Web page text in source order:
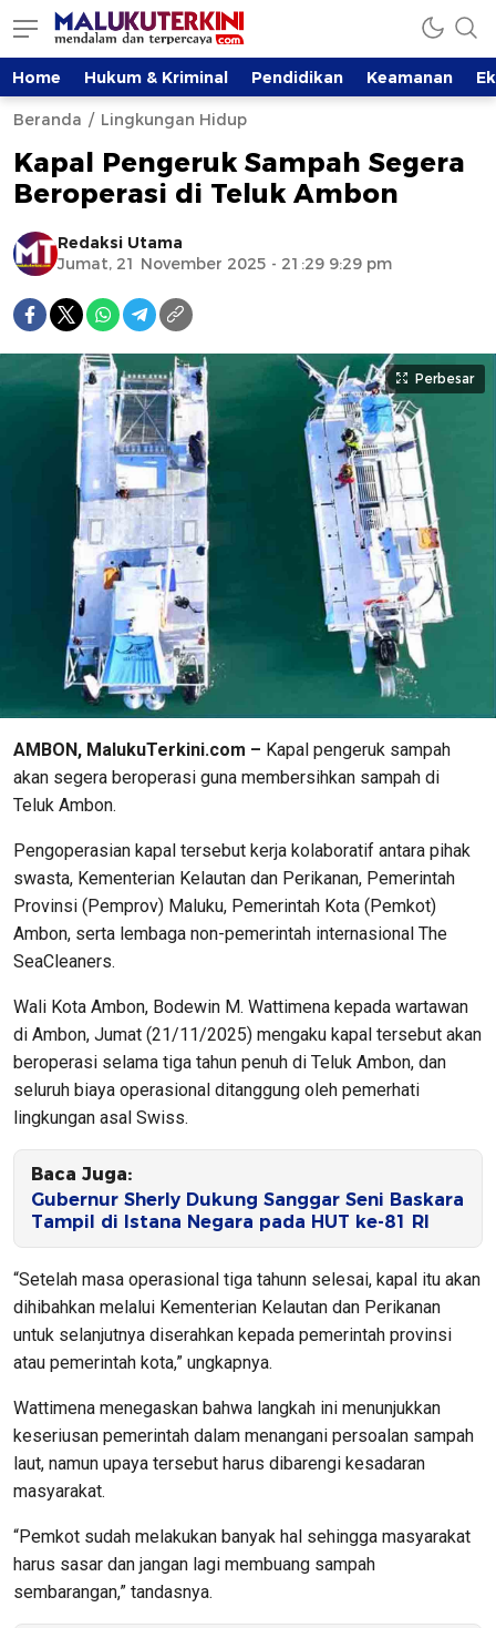
Home Hukum & Kriminal Pendidikan Keamanan
Beranda Lingkungan Hidup
Kapal Pengeruk Sampah Segera
Beroperasi di Teluk Ambon
Redaksi Utama
Jumat, 21 November 2025 - 21:29 9:29 pm
Perbesar
AMBON, MalukuTerkini.com – Kapal pengeruk sampah
akan segera beroperasi guna membersihkan sampah di
Teluk Ambon.
Pengoperasian kapal tersebut kerja kolaboratif antara pihak
swasta, Kementerian Kelautan dan Perikanan, Pemerintah
Provinsi (Pemprov) Maluku, Pemerintah Kota (Pemkot)
Ambon, serta lembaga non-pemerintah internasional The
SeaCleaners.
Wali Kota Ambon, Bodewin M. Wattimena kepada wartawan
di Ambon, Jumat (21/11/2025) mengaku kapal tersebut akan
beroperasi selama tiga tahun penuh di Teluk Ambon, dan
seluruh biaya operasional ditanggung oleh pemerhati
lingkungan asal Swiss.
Baca Juga:
Gubernur Sherly Dukung Sanggar Seni Baskara
Tampil di Istana Negara pada HUT ke-81 RI
“Setelah masa operasional tiga tahunn selesai, kapal itu akan
dihibahkan melalui Kementerian Kelautan dan Perikanan
untuk selanjutnya diserahkan kepada pemerintah provinsi
atau pemerintah kota,” ungkapnya.
Wattimena menegaskan bahwa langkah ini menunjukkan
keseriusan pemerintah dalam menangani persoalan sampah
laut, namun upaya tersebut harus dibarengi kesadaran
masyarakat.
“Pemkot sudah melakukan banyak hal sehingga masyarakat
harus sasar dan jangan lagi membuang sampah
sembarangan,” tandasnya.